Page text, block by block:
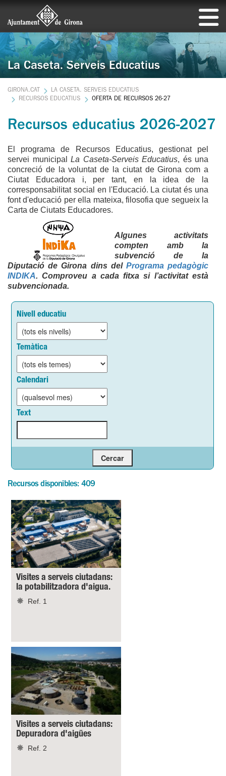
La Caseta. Serveis Educatius
GIRONA.CAT
LA CASETA. SERVEIS EDUCATIUS
RECURSOS EDUCATIUS
OFERTA DE RECURSOS 26-27
Recursos educatius 2026-2027
El programa de Recursos Educatius, gestionat pel
servei municipal La Caseta-Serveis Educatius, és una
concreció de la voluntat de la ciutat de Girona com a
Ciutat Educadora i, per tant, en la idea de la
corresponsabilitat social en l'Educació. La ciutat és una
font d'educació per ella mateixa, filosofia que segueix la
Carta de Ciutats Educadores.
Algunes activitats
compten amb la
subvenció de la
Diputació de Girona dins del Programa pedagògic
INDIKA. Comproveu a cada fitxa si l’activitat està
subvencionada.
Nivell educatiu
Temàtica
Calendari
Text
Recursos disponibles: 409
Visites a serveis ciutadans:
la potabilitzadora d'aigua.
Ref. 1
Visites a serveis ciutadans:
Depuradora d'aigües
Ref. 2